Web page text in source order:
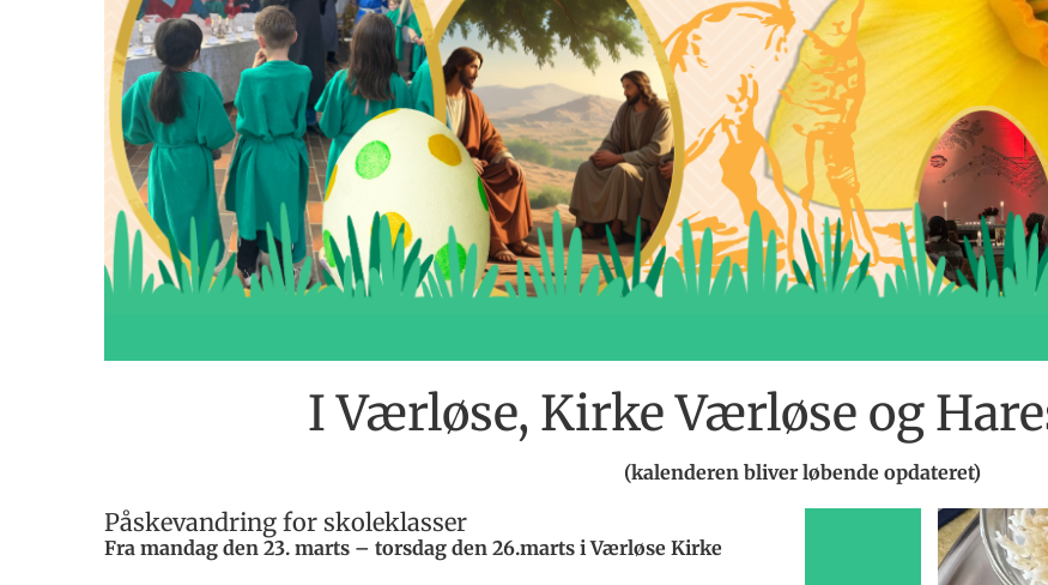
I Værløse, Kirke Værløse og
(kalenderen bliver løbende opdateret)
Påskevandring for skoleklasser
Fra mandag den 23. marts – torsdag den 26.marts i Værløse Kirke